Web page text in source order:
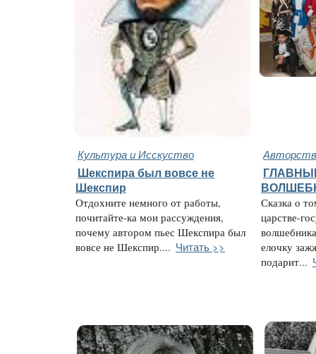
Культура и Исскуство
Шекспира был вовсе не
Шекспир
Отдохните немного от работы,
почитайте-ка мои рассуждения,
почему автором пьес Шекспира был
вовсе не Шекспир.... Читать >>
Сказка о
царстве-
елочку
подарит...